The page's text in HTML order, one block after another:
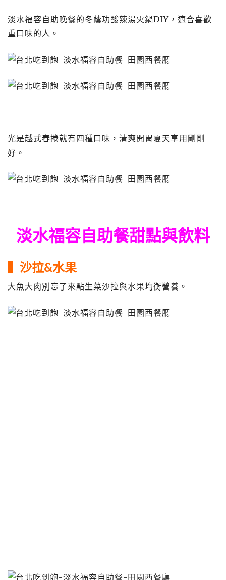
淡水福容自助晚餐的冬蔭功酸辣湯火鍋DIY，適合喜歡
重口味的人。
光是越式春捲就有四種口味，清爽開胃夏天享用剛剛
好。
淡水福容自助餐甜點與飲料
▍沙拉&水果
大魚大肉別忘了來點生菜沙拉與水果均衡營養。